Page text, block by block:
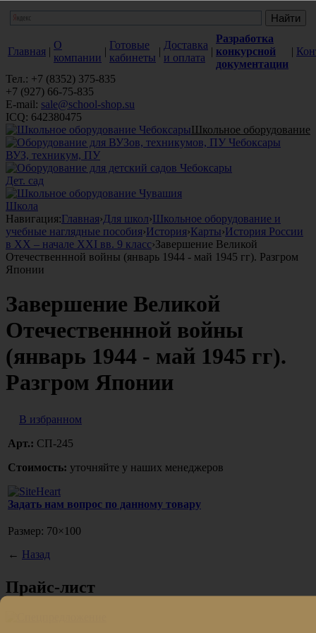
Главная |
О
компании
|
Готовые
кабинеты
|
Доставка
и оплата
|
Разработка
конкурсной
документации
|
Тел.: +7 (8352) 375-835
+7 (927) 66-75-835
E-mail: sale@school-shop.su
ICQ: 642380475
Школьное оборудование
ВУЗ, техникум, ПУ
Дет. сад
Школа
Навигация:Главная›Для школ›Школьное оборудование и
учебные наглядные пособия›История›Карты›История России
в XX – начале XXI вв. 9 класс›Завершение Великой
Отечественнной войны (январь 1944 - май 1945 гг). Разгром
Японии
Завершение Великой
Отечественнной войны
(январь 1944 - май 1945 гг).
Разгром Японии
В избранном
Арт.: СП-245
Стоимость: уточняйте у наших менеджеров
Задать нам вопрос по данному товару
Размер: 70×100
← Назад
Прайс-лист